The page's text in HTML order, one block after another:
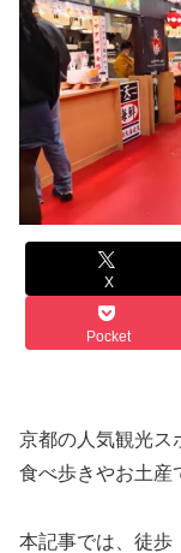
X
Pocket
京都の人気観光ス
食べ歩きやお土産
本記事では、徒歩